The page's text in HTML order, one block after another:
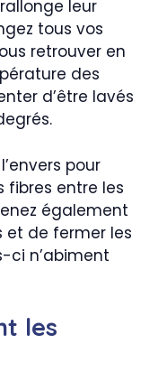
leur
tous vos
retrouver en
des
d’être lavés
pour
fibres entre les
également
et de fermer les
ci n’abiment
les